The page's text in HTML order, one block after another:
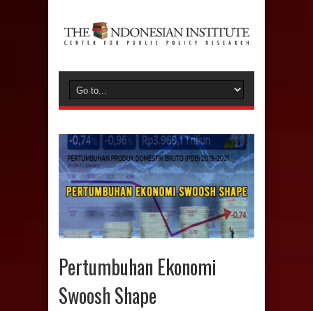
Pertumbuhan Ekonomi
Swoosh Shape